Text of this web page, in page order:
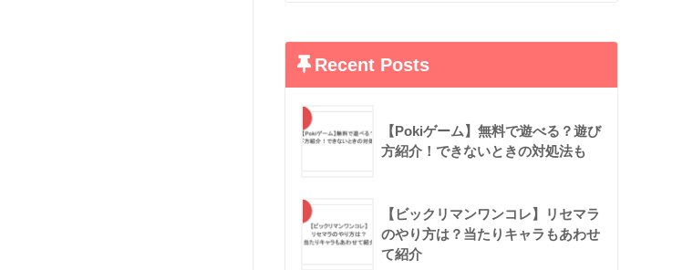
Recent Posts
【Pokiゲーム】無料で遊べる？遊び
方紹介！できないときの対処法も
【ビックリマンワンコレ】リセマラ
のやり方は？当たりキャラもあわせ
て紹介